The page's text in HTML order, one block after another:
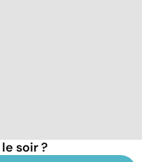
soir ?